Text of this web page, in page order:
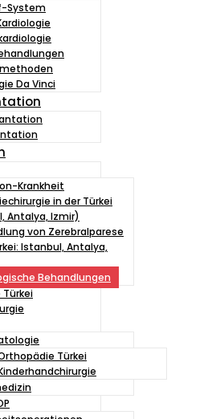
System
Da Vinci
Krankheit
in der Türkei
Antalya, Izmir)
von Zerebralparese
Istanbul, Antalya,
Behandlungen
Türkei